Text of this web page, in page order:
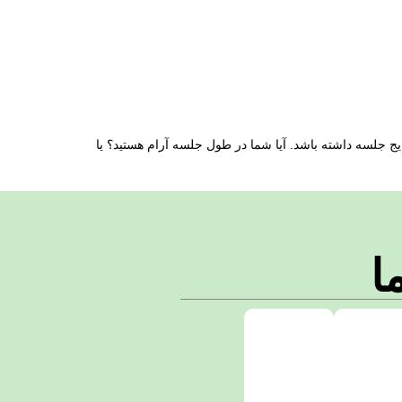
جلسه داشته باشد. آیا شما در طول جلسه آرام هستید؟ یا